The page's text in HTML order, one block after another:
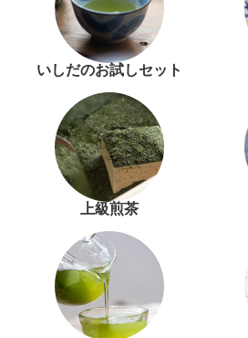
いしだのお試しセット
上級煎茶